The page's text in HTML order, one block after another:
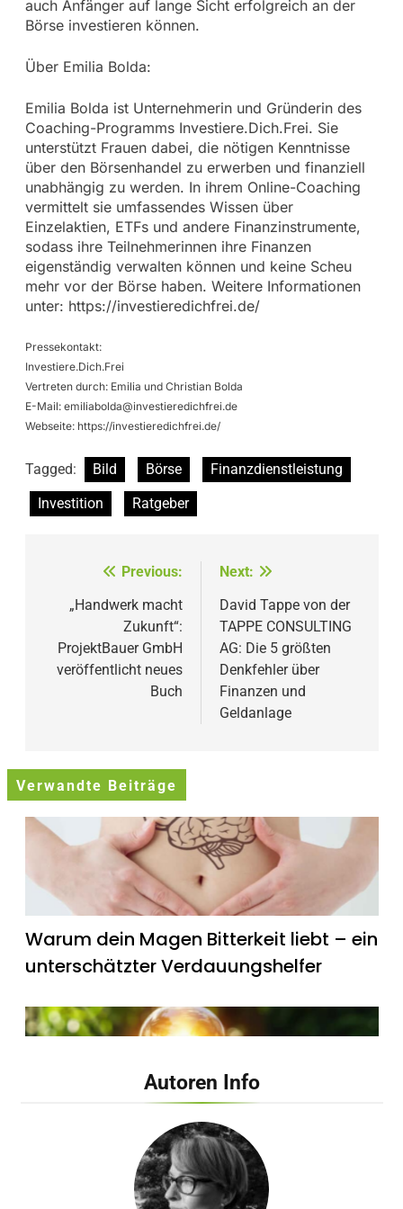
auch Anfänger auf lange Sicht erfolgreich an der
Börse investieren können.
Über Emilia Bolda:
Emilia Bolda ist Unternehmerin und Gründerin des
Coaching-Programms Investiere.Dich.Frei. Sie
unterstützt Frauen dabei, die nötigen Kenntnisse
über den Börsenhandel zu erwerben und finanziell
unabhängig zu werden. In ihrem Online-Coaching
vermittelt sie umfassendes Wissen über
Einzelaktien, ETFs und andere Finanzinstrumente,
sodass ihre Teilnehmerinnen ihre Finanzen
eigenständig verwalten können und keine Scheu
mehr vor der Börse haben. Weitere Informationen
unter: https://investieredichfrei.de/
Pressekontakt:
Investiere.Dich.Frei
Vertreten durch: Emilia und Christian Bolda
E-Mail: emiliabolda@investieredichfrei.de
Webseite: https://investieredichfrei.de/
Tagged: Bild Börse
Finanzdienstleistung
Investition
Ratgeber
Beitragsnavigation
Previous:
„Handwerk macht
Zukunft“:
ProjektBauer GmbH
veröffentlicht neues
Buch
Next:
David Tappe von der
TAPPE CONSULTING
AG: Die 5 größten
Denkfehler über
Finanzen und
Geldanlage
Verwandte Beiträge
Warum dein Magen Bitterkeit liebt – ein
unterschätzter Verdauungshelfer
Wie künstliches Licht unsere innere Uhr
Autoren Info